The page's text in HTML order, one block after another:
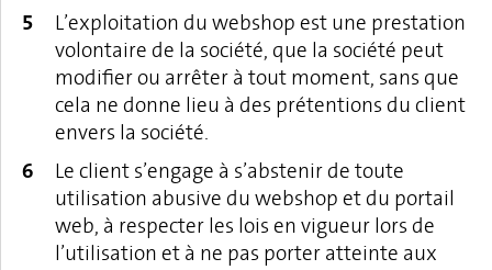
L’exploitation du webshop est une prestation
volontaire de la société, que la société peut
modifier ou arrêter à tout moment, sans que
cela ne donne lieu à des prétentions du client
envers la société.
Le client s’engage à s’abstenir de toute
utilisation abusive du webshop et du portail
web, à respecter les lois en vigueur lors de
l’utilisation et à ne pas porter atteinte aux